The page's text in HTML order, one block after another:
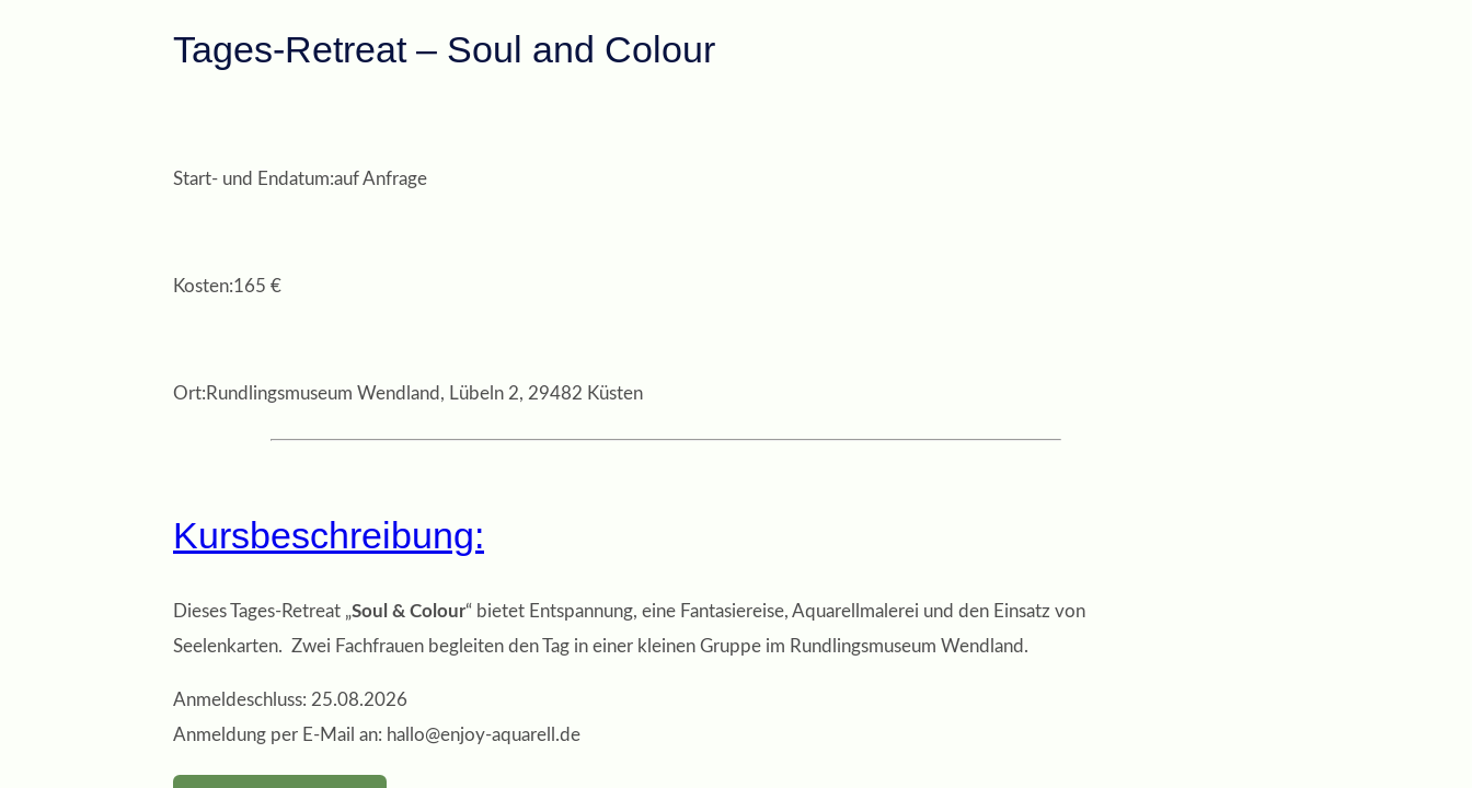
Tages-Retreat – Soul and Colour
Start- und Endatum:auf Anfrage
Kosten:165 €
Ort: Rundlingsmuseum Wendland, Lübeln 2, 29482 Küsten
Kursbeschreibung:
Dieses Tages-Retreat „Soul & Colour“ bietet Entspannung, eine Fantasiereise, Aquarellmalerei und den Einsatz von
Seelenkarten. Zwei Fachfrauen begleiten den Tag in einer kleinen Gruppe im Rundlingsmuseum Wendland.
Anmeldeschluss: 25.08.2026
Anmeldung per E-Mail an: hallo@enjoy-aquarell.de